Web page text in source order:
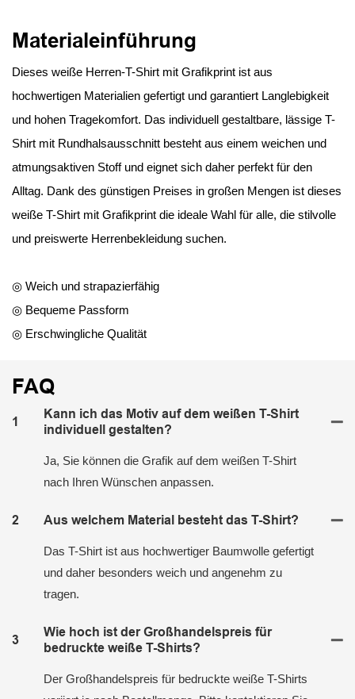
Materialeinführung
Dieses weiße Herren-T-Shirt mit Grafikprint ist aus
hochwertigen Materialien gefertigt und garantiert Langlebigkeit
und hohen Tragekomfort. Das individuell gestaltbare, lässige T-
Shirt mit Rundhalsausschnitt besteht aus einem weichen und
atmungsaktiven Stoff und eignet sich daher perfekt für den
Alltag. Dank des günstigen Preises in großen Mengen ist dieses
weiße T-Shirt mit Grafikprint die ideale Wahl für alle, die stilvolle
und preiswerte Herrenbekleidung suchen.
◎ Weich und strapazierfähig
◎ Bequeme Passform
◎ Erschwingliche Qualität
FAQ
1
Kann ich das Motiv auf dem weißen T-Shirt
individuell gestalten?
Ja, Sie können die Grafik auf dem weißen T-Shirt
nach Ihren Wünschen anpassen.
2 Aus welchem ​​Material besteht das T-Shirt?
Das T-Shirt ist aus hochwertiger Baumwolle gefertigt
und daher besonders weich und angenehm zu
tragen.
3
Wie hoch ist der Großhandelspreis für
bedruckte weiße T-Shirts?
Der Großhandelspreis für bedruckte weiße T-Shirts